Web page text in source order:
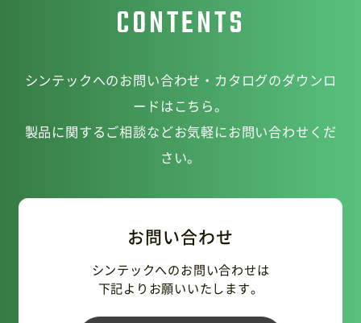
シンテック公式Youtubeチャンネル
CONTENTS
シンテックへのお問い合わせ・カタログのダウンロ
ードはこちら。
製品に関するご相談などお気軽にお問い合わせくだ
さい。
お問い合わせ
シンテックへのお問い合わせは
下記よりお願いいたします。